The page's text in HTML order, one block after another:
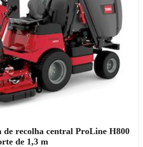
de recolha central ProLine H800
de 1,3 m